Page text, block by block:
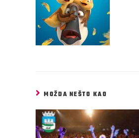
MOŽDA NEŠTO KAO